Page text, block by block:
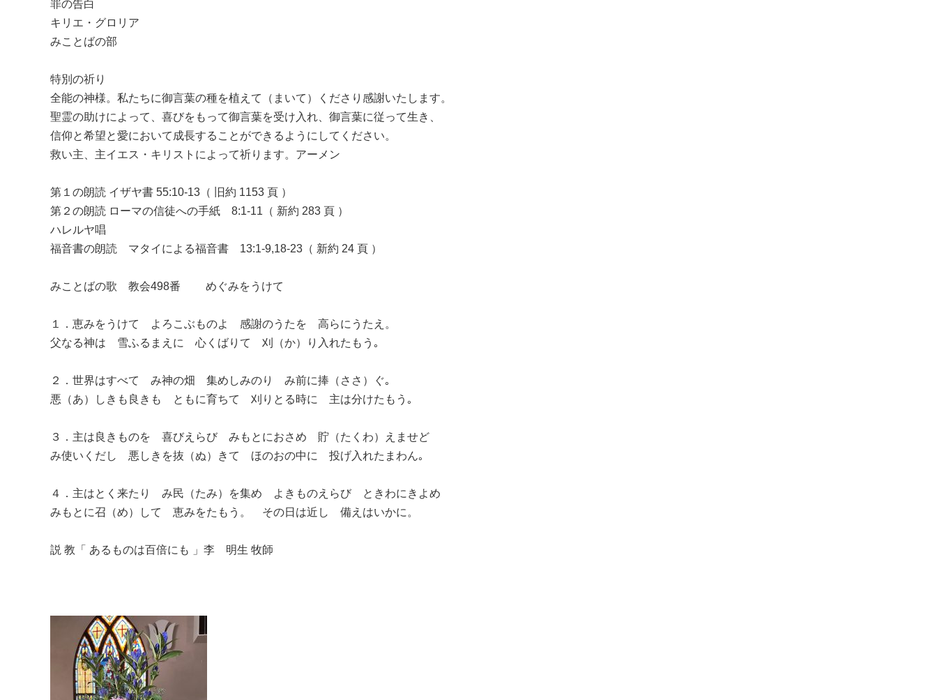
罪の告白
キリエ・グロリア
みことばの部
特別の祈り
全能の神様。私たちに御言葉の種を植えて（まいて）くださり感謝いたします。
聖霊の助けによって、喜びをもって御言葉を受け入れ、御言葉に従って生き、
信仰と希望と愛において成長することができるようにしてください。
救い主、主イエス・キリストによって祈ります。アーメン
第１の朗読 イザヤ書 55:10-13（ 旧約 1153 頁 ）
第２の朗読 ローマの信徒への手紙 8:1-11（ 新約 283 頁 ）
ハレルヤ唱
福音書の朗読 マタイによる福音書 13:1-9,18-23（ 新約 24 頁 ）
みことばの歌 教会498番 めぐみをうけて
１．恵みをうけて よろこぶものよ 感謝のうたを 高らにうたえ。
父なる神は 雪ふるまえに 心くばりて 刈（か）り入れたもう｡
２．世界はすべて み神の畑 集めしみのり み前に捧（ささ）ぐ｡
悪（あ）しきも良きも ともに育ちて 刈りとる時に 主は分けたもう｡
３．主は良きものを 喜びえらび みもとにおさめ 貯（たくわ）えませど
み使いくだし 悪しきを抜（ぬ）きて ほのおの中に 投げ入れたまわん｡
４．主はとく来たり み民（たみ）を集め よきものえらび ときわにきよめ
みもとに召（め）して 恵みをたもう。 その日は近し 備えはいかに。
説 教「 あるものは百倍にも 」李 明生 牧師